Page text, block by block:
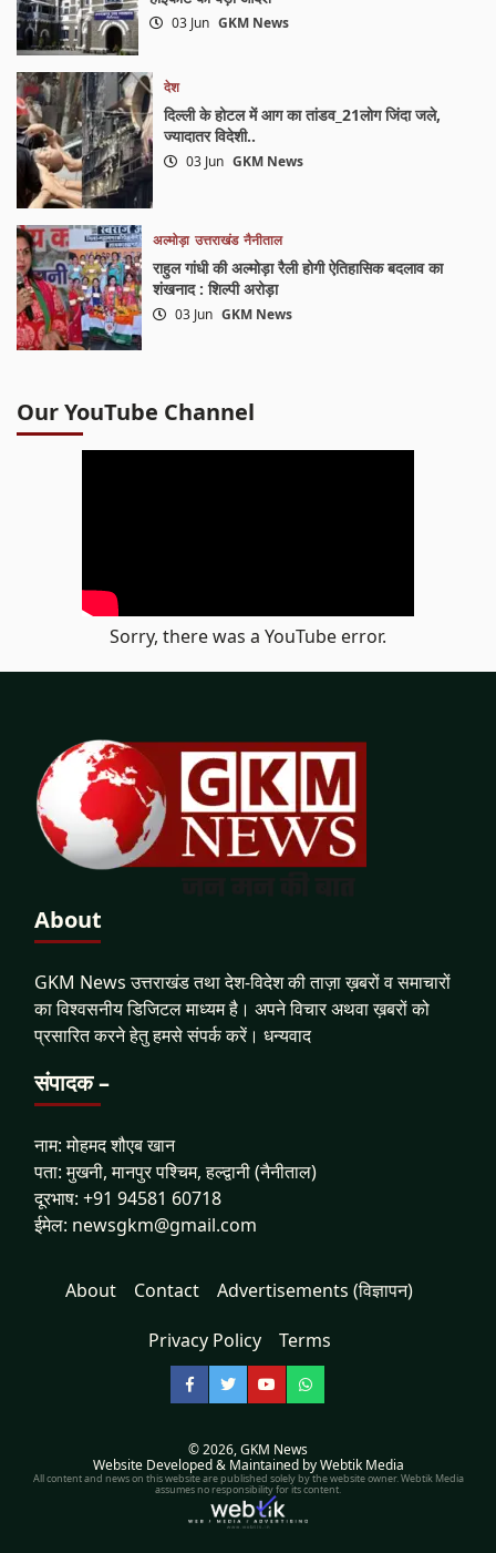
03 Jun GKM News
देश
दिल्ली के होटल में आग का तांडव_21लोग जिंदा जले,
ज्यादातर विदेशी..
03 Jun GKM News
अल्मोड़ा उत्तराखंड नैनीताल
राहुल गांधी की अल्मोड़ा रैली होगी ऐतिहासिक बदलाव का
शंखनाद : शिल्पी अरोड़ा
03 Jun GKM News
Our YouTube Channel
Sorry, there was a YouTube error.
About
GKM News उत्तराखंड तथा देश-विदेश की ताज़ा ख़बरों व समाचारों
का विश्वसनीय डिजिटल माध्यम है। अपने विचार अथवा ख़बरों को
प्रसारित करने हेतु हमसे संपर्क करें। धन्यवाद
संपादक –
नाम: मोहमद शौएब खान
पता: मुखनी, मानपुर पश्चिम, हल्द्वानी (नैनीताल)
दूरभाष: +91 94581 60718
ईमेल: newsgkm@gmail.com
About Contact Advertisements (विज्ञापन)
Privacy Policy Terms
Facebook
TwitterYouTubeWhatsApp
© 2026,GKM News
Website Developed & Maintained by Webtik Media
All content and news on this website are published solely by the website owner. Webtik Media
assumes no responsibility for its content.